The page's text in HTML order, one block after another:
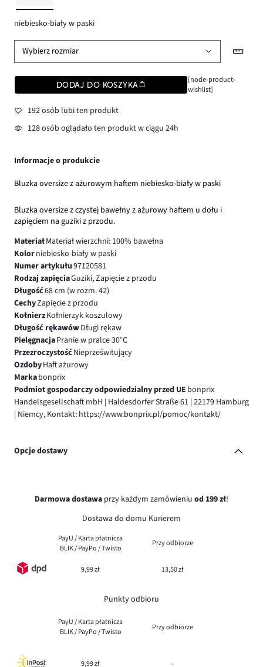
niebiesko-biały w paski
Wybierz rozmiar
DODAJ DO KOSZYKA
[node-product-
wishlist]
192 osób lubi ten produkt
128 osób oglądało ten produkt w ciągu 24h
Informacje o produkcie
Bluzka oversize z ażurowym haftem niebiesko-biały w paski
Bluzka oversize z czystej bawełny z ażurowy haftem u dołu i
zapięciem na guziki z przodu.
MateriałMateriał wierzchni: 100% bawełna
Kolorniebiesko-biały w paski
Numer artykułu97120581
Rodzaj zapięciaGuziki, Zapięcie z przodu
Długość68 cm (w rozm. 42)
CechyZapięcie z przodu
KołnierzKołnierzyk koszulowy
Długość rękawówDługi rękaw
PielęgnacjaPranie w pralce 30°C
PrzezroczystośćNieprześwitujący
OzdobyHaft ażurowy
Markabonprix
Podmiot gospodarczy odpowiedzialny przed UE bonprix
Handelsgesellschaft mbH | Haldesdorfer Straße 61 | 22179 Hamburg
| Niemcy, Kontakt: https://www.bonprix.pl/pomoc/kontakt/
Opcje dostawy
Darmowa dostawa przy każdym zamówieniu od 199 zł!
Dostawa do domu Kurierem
PayU / Karta płatnicza
BLIK / PayPo / Twisto
Przy odbiorze
9,99 zł 13,50 zł
Punkty odbioru
PayU / Karta płatnicza
BLIK / PayPo / Twisto
Przy odbiorze
9,99 zł -